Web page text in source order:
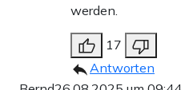
werden.
17
Antworten